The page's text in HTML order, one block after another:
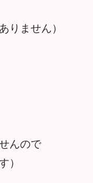
りません）
んので
）